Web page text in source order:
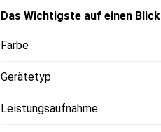
Das Wichtigste auf einen Blick
Farbe
Gerätetyp
Leistungsaufnahme